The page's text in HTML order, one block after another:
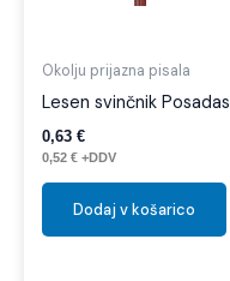
Okolju prijazna pisala
Lesen svinčnik Posadas
0,63 €
0,52 € +DDV
Dodaj v košarico